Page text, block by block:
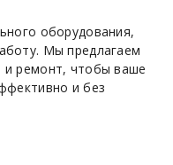
оборудования,
Мы предлагаем
и ремонт, чтобы ваше
и без